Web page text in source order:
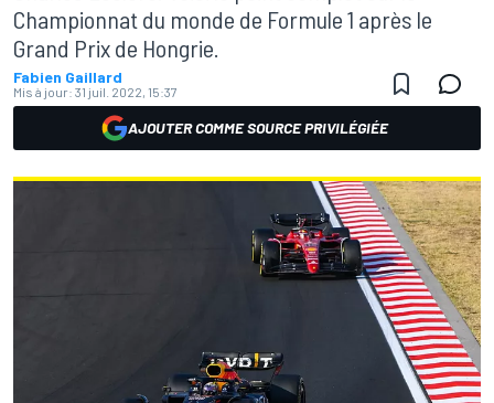
Championnat du monde de Formule 1 après le
Grand Prix de Hongrie.
Fabien Gaillard
Mis à jour: 31 juil. 2022, 15:37
AJOUTER COMME SOURCE PRIVILÉGIÉE